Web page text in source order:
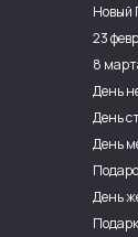
Новый
23
8
День
День
День
День